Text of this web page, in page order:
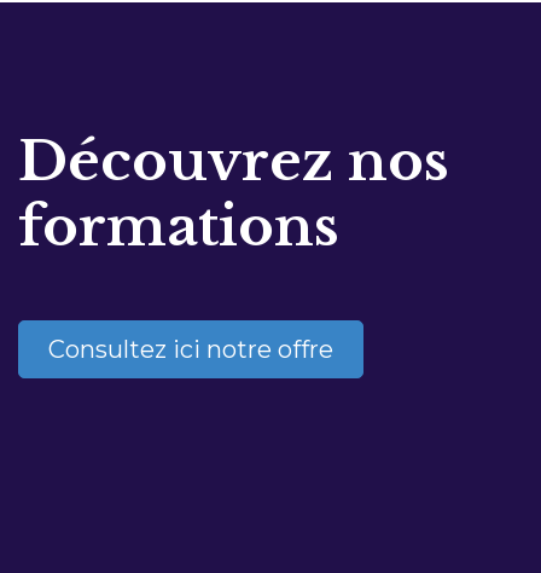
Découvrez nos
formations
Consultez ici notre offre